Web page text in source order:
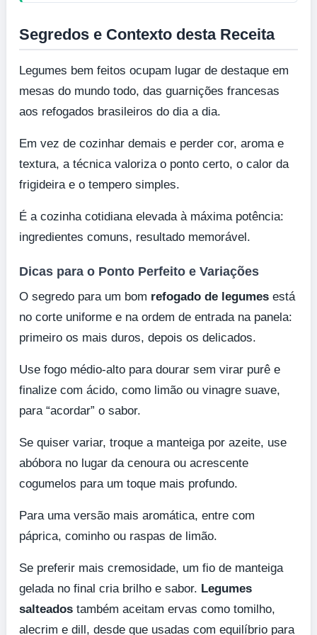
Segredos e Contexto desta Receita
Legumes bem feitos ocupam lugar de destaque em
mesas do mundo todo, das guarnições francesas
aos refogados brasileiros do dia a dia.
Em vez de cozinhar demais e perder cor, aroma e
textura, a técnica valoriza o ponto certo, o calor da
frigideira e o tempero simples.
É a cozinha cotidiana elevada à máxima potência:
ingredientes comuns, resultado memorável.
Dicas para o Ponto Perfeito e Variações
O segredo para um bom refogado de legumes está
no corte uniforme e na ordem de entrada na panela:
primeiro os mais duros, depois os delicados.
Use fogo médio-alto para dourar sem virar purê e
finalize com ácido, como limão ou vinagre suave,
para “acordar” o sabor.
Se quiser variar, troque a manteiga por azeite, use
abóbora no lugar da cenoura ou acrescente
cogumelos para um toque mais profundo.
Para uma versão mais aromática, entre com
páprica, cominho ou raspas de limão.
Se preferir mais cremosidade, um fio de manteiga
gelada no final cria brilho e sabor. Legumes
salteados também aceitam ervas como tomilho,
alecrim e dill, desde que usadas com equilíbrio para